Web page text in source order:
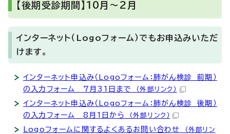
【後期受診期間】10月～2月
インターネット（Logoフォーム）でもお申込みいただ
けます。
インターネット申込み（Logoフォーム：肺がん検診 前期）
の入力フォーム 7月31日まで
（外部リンク）
インターネット申込み（Logoフォーム：肺がん検診 後期）
の入力フォーム 8月1日から
（外部リンク）
Logoフォームに関するよくあるお問い合わせ
（外部リン